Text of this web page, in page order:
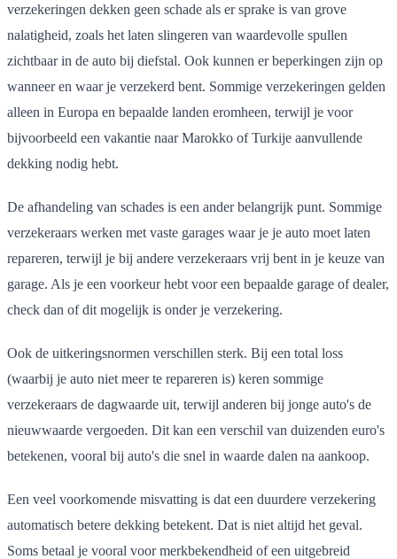
verzekeringen dekken geen schade als er sprake is van grove
nalatigheid, zoals het laten slingeren van waardevolle spullen
zichtbaar in de auto bij diefstal. Ook kunnen er beperkingen zijn op
wanneer en waar je verzekerd bent. Sommige verzekeringen gelden
alleen in Europa en bepaalde landen eromheen, terwijl je voor
bijvoorbeeld een vakantie naar Marokko of Turkije aanvullende
dekking nodig hebt.
De afhandeling van schades is een ander belangrijk punt. Sommige
verzekeraars werken met vaste garages waar je je auto moet laten
repareren, terwijl je bij andere verzekeraars vrij bent in je keuze van
garage. Als je een voorkeur hebt voor een bepaalde garage of dealer,
check dan of dit mogelijk is onder je verzekering.
Ook de uitkeringsnormen verschillen sterk. Bij een total loss
(waarbij je auto niet meer te repareren is) keren sommige
verzekeraars de dagwaarde uit, terwijl anderen bij jonge auto's de
nieuwwaarde vergoeden. Dit kan een verschil van duizenden euro's
betekenen, vooral bij auto's die snel in waarde dalen na aankoop.
Een veel voorkomende misvatting is dat een duurdere verzekering
automatisch betere dekking betekent. Dat is niet altijd het geval.
Soms betaal je vooral voor merkbekendheid of een uitgebreid